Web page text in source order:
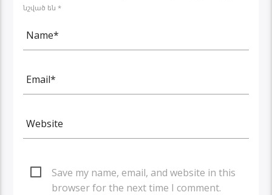
նշված են *
Save my name, email, and website in this
browser for the next time I comment.